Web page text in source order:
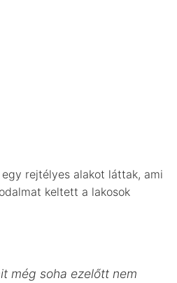
rejtélyes alakot láttak, ami
keltett a lakosok
még soha ezelőtt nem